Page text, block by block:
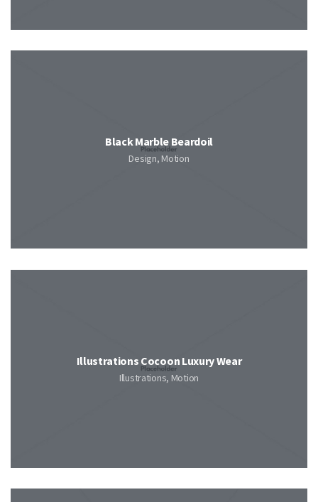
Black Marble Beardoil
Design, Motion
Illustrations Cocoon Luxury Wear
Illustrations, Motion